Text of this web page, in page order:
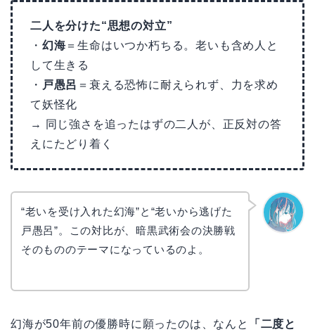
二人を分けた“思想の対立”
・ 幻海 ＝生命はいつか朽ちる。老いも含め人と
して生きる
・ 戸愚呂 ＝衰える恐怖に耐えられず、力を求め
て妖怪化
→ 同じ強さを追ったはずの二人が、正反対の答
えにたどり着く
“老いを受け入れた幻海”と“老いから逃げた
戸愚呂”。この対比が、暗黒武術会の決勝戦
そのもののテーマになっているのよ。
幻海が50年前の優勝時に願ったのは、なんと
「二度と